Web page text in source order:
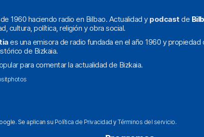
1960 haciendo radio en Bilbao. Actualidad y podcast de
cultura, política, religión y obra social.
es una emisora de radio fundada en el año 1960 y
de Bizkaia.
para comentar la actualidad de Bizkaia.
Se aplican su Política de Privacidad yTérminos del servicio.